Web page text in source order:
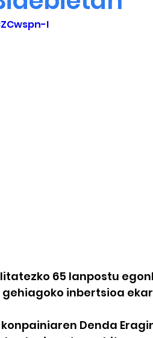
I
65 lanpostu
inbertsioa
konpainiaren Denda